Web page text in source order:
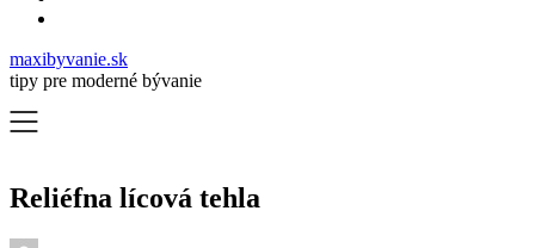
maxibyvanie.sk
tipy pre moderné bývanie
Reliéfna lícová tehla